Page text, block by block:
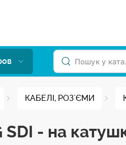
КАБЕЛІ, РОЗ`ЄМИ
SDI - на